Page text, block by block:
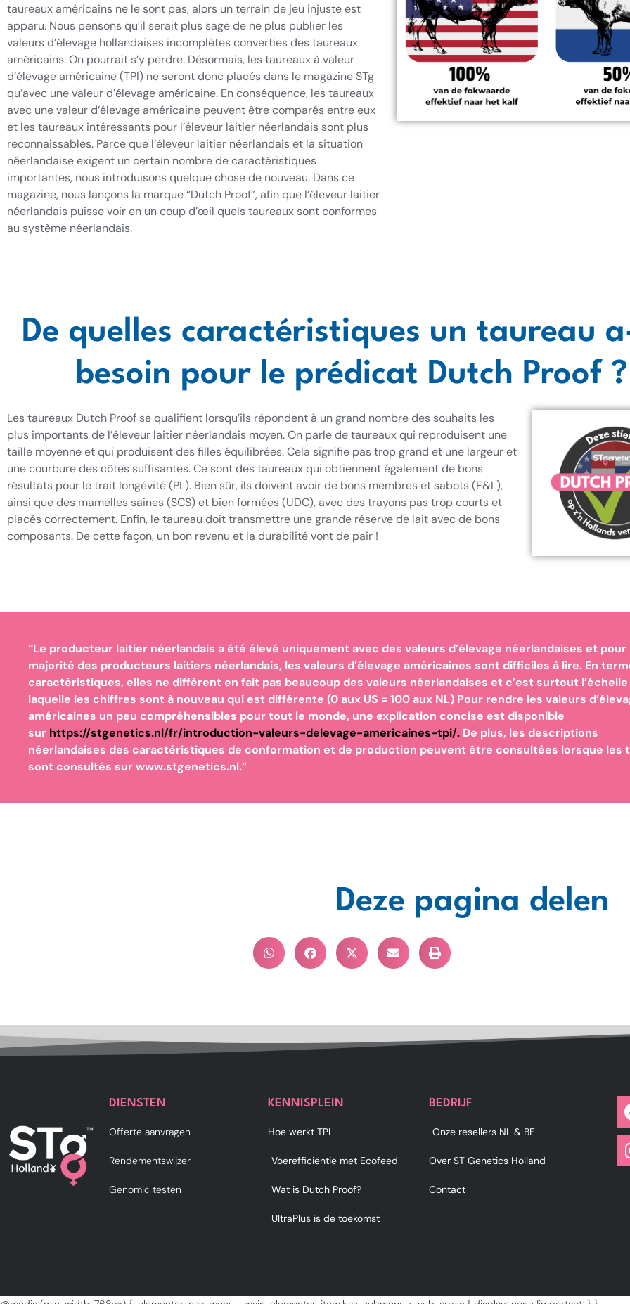
taureaux américains ne le sont pas, alors un terrain de jeu injuste est
apparu. Nous pensons qu’il serait plus sage de ne plus publier les
valeurs d’élevage hollandaises incomplètes converties des taureaux
américains. On pourrait s’y perdre. Désormais, les taureaux à valeur
d’élevage américaine (TPI) ne seront donc placés dans le magazine STg
qu’avec une valeur d’élevage américaine. En conséquence, les taureaux
avec une valeur d’élevage américaine peuvent être comparés entre eux
et les taureaux intéressants pour l’éleveur laitier néerlandais sont plus
reconnaissables. Parce que l’éleveur laitier néerlandais et la situation
néerlandaise exigent un certain nombre de caractéristiques
importantes, nous introduisons quelque chose de nouveau. Dans ce
magazine, nous lançons la marque “Dutch Proof”, afin que l’éleveur laitier
néerlandais puisse voir en un coup d’œil quels taureaux sont conformes
au système néerlandais.
De quelles caractéristiques un taureau
besoin pour le prédicat Dutch Proof ?
Les taureaux Dutch Proof se qualifient lorsqu’ils répondent à un grand nombre des souhaits les
plus importants de l’éleveur laitier néerlandais moyen. On parle de taureaux qui reproduisent une
taille moyenne et qui produisent des filles équilibrées. Cela signifie pas trop grand et une largeur et
une courbure des côtes suffisantes. Ce sont des taureaux qui obtiennent également de bons
résultats pour le trait longévité (PL). Bien sûr, ils doivent avoir de bons membres et sabots (F&L),
ainsi que des mamelles saines (SCS) et bien formées (UDC), avec des trayons pas trop courts et
placés correctement. Enfin, le taureau doit transmettre une grande réserve de lait avec de bons
composants. De cette façon, un bon revenu et la durabilité vont de pair !
“Le producteur laitier néerlandais a été élevé uniquement avec des valeurs d’élevage néerlandaises et pour
majorité des producteurs laitiers néerlandais, les valeurs d’élevage américaines sont difficiles à lire. En
caractéristiques, elles ne diffèrent en fait pas beaucoup des valeurs néerlandaises et c’est surtout
laquelle les chiffres sont à nouveau qui est différente (0 aux US = 100 aux NL) Pour rendre les valeurs
américaines un peu compréhensibles pour tout le monde, une explication concise est disponible
sur https://stgenetics.nl/fr/introduction-valeurs-delevage-americaines-tpi/. De plus, les descriptions
néerlandaises des caractéristiques de conformation et de production peuvent être consultées lorsque les
sont consultés sur www.stgenetics.nl.”
Deze pagina delen
DIENSTEN
Offerte aanvragen
Rendementswijzer
Genomic testen
KENNISPLEIN
Hoe werkt TPI
Voerefficiëntie met Ecofeed
Wat is Dutch Proof?
UltraPlus is de toekomst
BEDRIJF
Onze resellers NL & BE
Over ST Genetics Holland
Contact